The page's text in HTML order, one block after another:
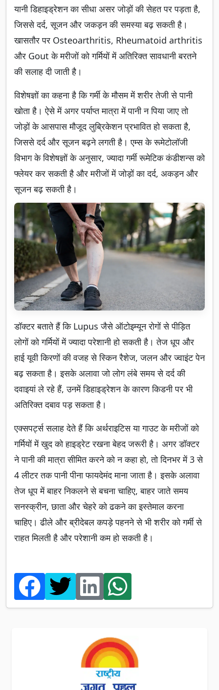
यानी डिहाइड्रेशन का सीधा असर जोड़ों की सेहत पर पड़ता है,
जिससे दर्द, सूजन और जकड़न की समस्या बढ़ सकती है।
खासतौर पर Osteoarthritis, Rheumatoid arthritis
और Gout के मरीजों को गर्मियों में अतिरिक्त सावधानी बरतने
की सलाह दी जाती है।
विशेषज्ञों का कहना है कि गर्मी के मौसम में शरीर तेजी से पानी
खोता है। ऐसे में अगर पर्याप्त मात्रा में पानी न पिया जाए तो
जोड़ों के आसपास मौजूद लुब्रिकेशन प्रभावित हो सकता है,
जिससे दर्द और सूजन बढ़ने लगती है। एम्स के रूमेटोलॉजी
विभाग के विशेषज्ञों के अनुसार, ज्यादा गर्मी रूमेटिक कंडीशन्स को
फ्लेयर कर सकती है और मरीजों में जोड़ों का दर्द, अकड़न और
सूजन बढ़ सकती है।
डॉक्टर बताते हैं कि Lupus जैसे ऑटोइम्यून रोगों से पीड़ित
लोगों को गर्मियों में ज्यादा परेशानी हो सकती है। तेज धूप और
हाई यूवी किरणों की वजह से स्किन रैशेज, जलन और ज्वाइंट पेन
बढ़ सकता है। इसके अलावा जो लोग लंबे समय से दर्द की
दवाइयां ले रहे हैं, उनमें डिहाइड्रेशन के कारण किडनी पर भी
अतिरिक्त दबाव पड़ सकता है।
एक्सपर्ट्स सलाह देते हैं कि अर्थराइटिस या गाउट के मरीजों को
गर्मियों में खुद को हाइड्रेट रखना बेहद जरूरी है। अगर डॉक्टर
ने पानी की मात्रा सीमित करने को न कहा हो, तो दिनभर में 3 से
4 लीटर तक पानी पीना फायदेमंद माना जाता है। इसके अलावा
तेज धूप में बाहर निकलने से बचना चाहिए, बाहर जाते समय
सनस्क्रीन, छाता और चेहरे को ढकने का इस्तेमाल करना
चाहिए। ढीले और ब्रीदेबल कपड़े पहनने से भी शरीर को गर्मी से
राहत मिलती है और परेशानी कम हो सकती है।